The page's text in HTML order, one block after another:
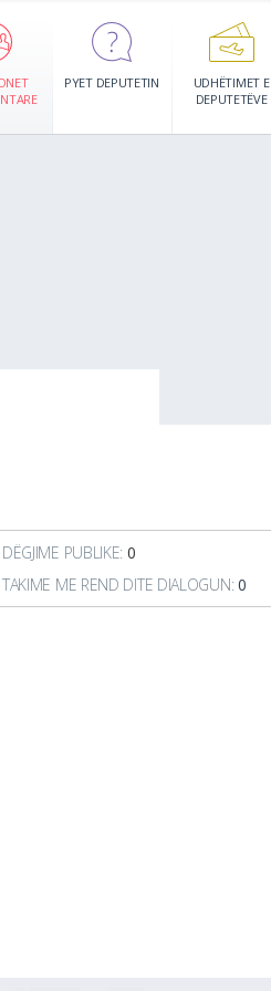
PYET DEPUTETIN
UDHËTIMET E
DEPUTETËVE
DËGJIME PUBLIKE: 0
TAKIME ME REND DITE DIALOGUN: 0